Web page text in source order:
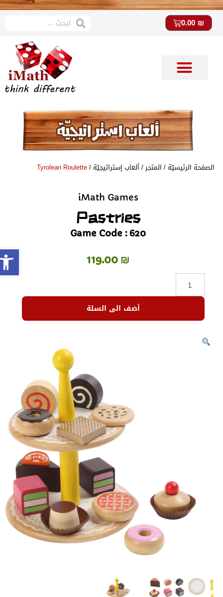
0.00₪
الصفحة الرئيسيّة/ المتجر/ألعاب إستراتيجيّة/
Tyrolean Roulette
iMath Games
Pastries
Game Code : 620
119.00₪
أضف الى السلة